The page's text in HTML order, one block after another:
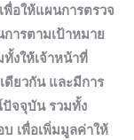
เพื่อให้แผนการตรวจ
ารตามเป้าหมาย
งให้เจ้าหน้าที่
ดียวกัน และมีการ
จจุบัน รวมทั้ง
บ เพื่อเพิ่มมูลค่าให้